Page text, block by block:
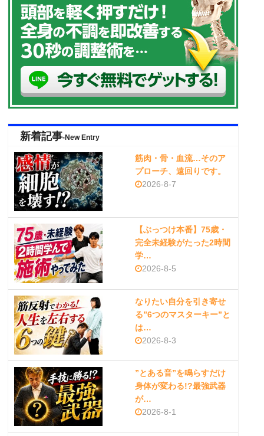
新着記事-New Entry
筋肉・骨・血流…そのア
プローチ、遠回りです。
2026-8-7
【ぶっつけ本番】75歳・
完全未経験がたった2時間
学…
2026-8-5
なりたい自分を引き寄せ
る”6つのマスターキー”と
は…
2026-8-3
”とある音”を鳴らすだけ
身体が変わる!?最強武器
が…
2026-8-1